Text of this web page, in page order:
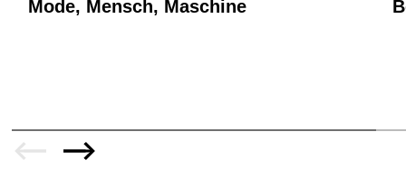
Mode, Mensch, Maschine